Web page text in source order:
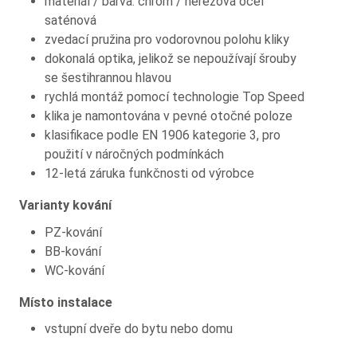
saténová
zvedací pružina pro vodorovnou polohu kliky
dokonalá optika, jelikož se nepoužívají šrouby
se šestihrannou hlavou
rychlá montáž pomocí technologie Top Speed
klika je namontována v pevné otočné poloze
klasifikace podle EN 1906 kategorie 3, pro
použití v náročných podmínkách
12-letá záruka funkčnosti od výrobce
Varianty kování
PZ-kování
BB-kování
WC-kování
Místo instalace
vstupní dveře do bytu nebo domu